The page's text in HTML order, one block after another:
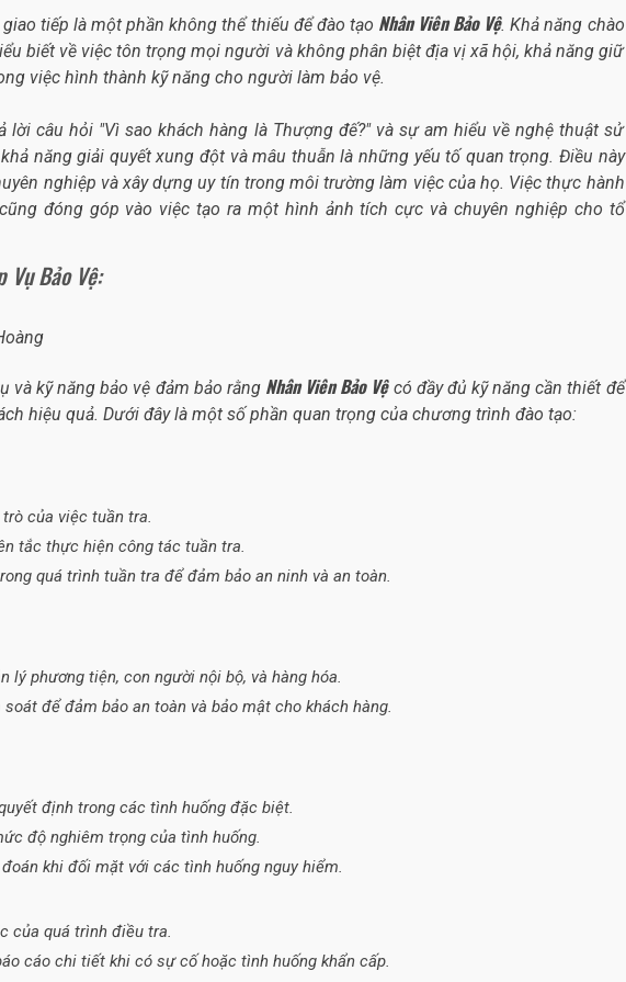
tiếp là một phần không thể thiếu để đào tạo Nhân Viên Bảo Vệ. Khả năng chào
biết về việc tôn trọng mọi người và không phân biệt địa vị xã hội, khả năng giữ
việc hình thành kỹ năng cho người làm bảo vệ.
lời câu hỏi "Vì sao khách hàng là Thượng đế?" và sự am hiểu về nghệ thuật sử
năng giải quyết xung đột và mâu thuẫn là những yếu tố quan trọng. Điều này
nghiệp và xây dựng uy tín trong môi trường làm việc của họ. Việc thực hành
đóng góp vào việc tạo ra một hình ảnh tích cực và chuyên nghiệp cho tổ
Vụ Bảo Vệ:
và kỹ năng bảo vệ đảm bảo rằng Nhân Viên Bảo Vệ có đầy đủ kỹ năng cần thiết để
hiệu quả. Dưới đây là một số phần quan trọng của chương trình đào tạo:
của việc tuần tra.
tắc thực hiện công tác tuần tra.
quá trình tuần tra để đảm bảo an ninh và an toàn.
lý phương tiện, con người nội bộ, và hàng hóa.
để đảm bảo an toàn và bảo mật cho khách hàng.
định trong các tình huống đặc biệt.
độ nghiêm trọng của tình huống.
khi đối mặt với các tình huống nguy hiểm.
của quá trình điều tra.
cáo chi tiết khi có sự cố hoặc tình huống khẩn cấp.